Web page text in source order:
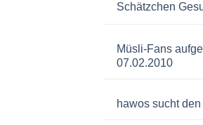
Schätzchen
Müsli-Fans
07.02.2010
hawos sucht